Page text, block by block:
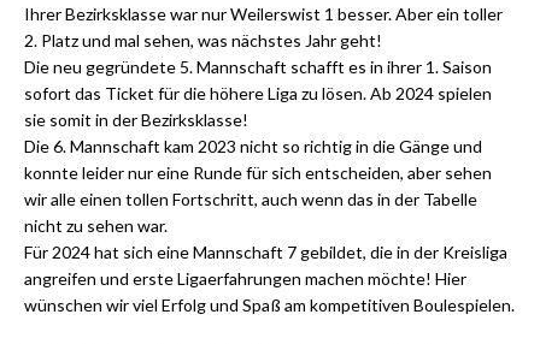
Ihrer Bezirksklasse war nur Weilerswist 1 besser. Aber ein toller
2. Platz und mal sehen, was nächstes Jahr geht!
Die neu gegründete 5. Mannschaft schafft es in ihrer 1. Saison
sofort das Ticket für die höhere Liga zu lösen. Ab 2024 spielen
sie somit in der Bezirksklasse!
Die 6. Mannschaft kam 2023 nicht so richtig in die Gänge und
konnte leider nur eine Runde für sich entscheiden, aber sehen
wir alle einen tollen Fortschritt, auch wenn das in der Tabelle
nicht zu sehen war.
Für 2024 hat sich eine Mannschaft 7 gebildet, die in der Kreisliga
angreifen und erste Ligaerfahrungen machen möchte! Hier
wünschen wir viel Erfolg und Spaß am kompetitiven Boulespielen.